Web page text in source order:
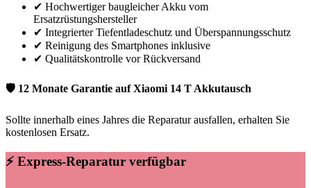
✔ Hochwertiger baugleicher Akku vom
Ersatzrüstungshersteller
✔ Integrierter Tiefentladeschutz und Überspannungsschutz
✔ Reinigung des Smartphones inklusive
✔ Qualitätskontrolle vor Rückversand
🛡 12 Monate Garantie aufXiaomi 14 T Akkutausch
Sollte innerhalb eines Jahres die Reparatur ausfallen, erhalten Sie
kostenlosen Ersatz.
⚡ Express-Reparatur verfügbar